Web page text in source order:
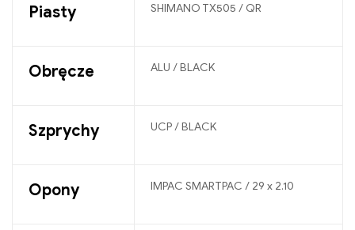
Piasty SHIMANO TX505 / QR
Obręcze ALU / BLACK
Szprychy UCP / BLACK
Opony IMPAC SMARTPAC / 29 x 2.10